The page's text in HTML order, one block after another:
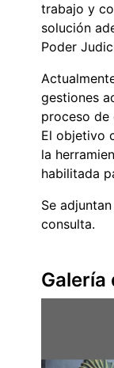
trabajo y
solución
Poder
gestiones
proceso de
El objetivo
la
habilitada
Se
consulta.
Galería